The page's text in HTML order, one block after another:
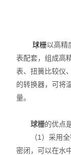
影像测量仪
测高仪
电线电缆
球栅以高精
表配套，组成高
表、扭簧比较仪
的转换器，可将
量。
球栅的优点
（1）采用全
密闭，可以在水